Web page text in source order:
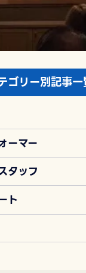
ゴリー別記事
ーマー
タッフ
ト